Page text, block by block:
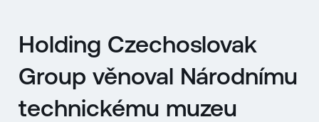
Holding Czechoslovak
Group věnoval Národnímu
technickému muzeu